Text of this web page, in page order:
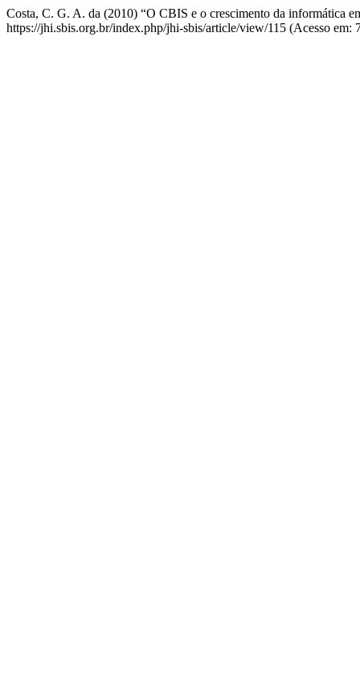
Costa, C. G. A. da (2010) “O CBIS e o crescimento da informática
https://jhi.sbis.org.br/index.php/jhi-sbis/article/view/115 (Acesso em: